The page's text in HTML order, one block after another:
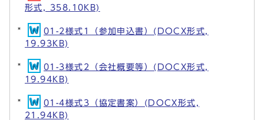
形式, 358.10KB)
01-2様式1（参加申込書）(DOCX形式,
19.93KB)
01-3様式2（会社概要等）(DOCX形式,
19.94KB)
01-4様式3（協定書案）(DOCX形式,
21.94KB)